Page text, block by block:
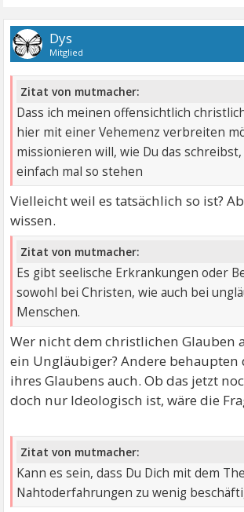
Dys
Mitglied
Zitat von mutmacher:
Dass ich meinen offensichtlich
hier mit einer Vehemenz verbreiten
missionieren will, wie Du das
einfach mal so stehen
Vielleicht weil es tatsächlich so ist?
wissen.
Zitat von mutmacher:
Es gibt seelische Erkrankungen oder
sowohl bei Christen, wie auch bei
Menschen.
Wer nicht dem christlichen Glauben
ein Ungläubiger? Andere behaupten
ihres Glaubens auch. Ob das jetzt
doch nur Ideologisch ist, wäre die
Zitat von mutmacher:
Kann es sein, dass Du Dich mit dem
Nahtoderfahrungen zu wenig